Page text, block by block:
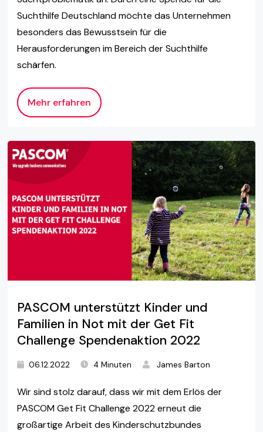
Suchthilfe Deutschland möchte das Unternehmen
besonders das Bewusstsein für die
Herausforderungen im Bereich der Suchthilfe
schärfen.
Mehr erfahren
PASCOM unterstützt Kinder und
Familien in Not mit der Get Fit
Challenge Spendenaktion 2022
06.12.2022 4 Minuten James Barton
Wir sind stolz darauf, dass wir mit dem Erlös der
PASCOM Get Fit Challenge 2022 erneut die
großartige Arbeit des Kinderschutzbundes